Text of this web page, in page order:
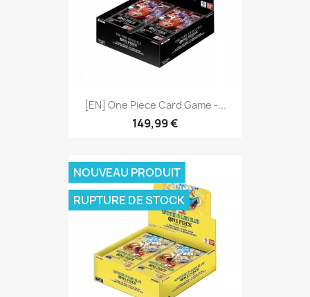
[EN] One Piece Card Game -...
149,99 €
NOUVEAU PRODUIT
RUPTURE DE STOCK